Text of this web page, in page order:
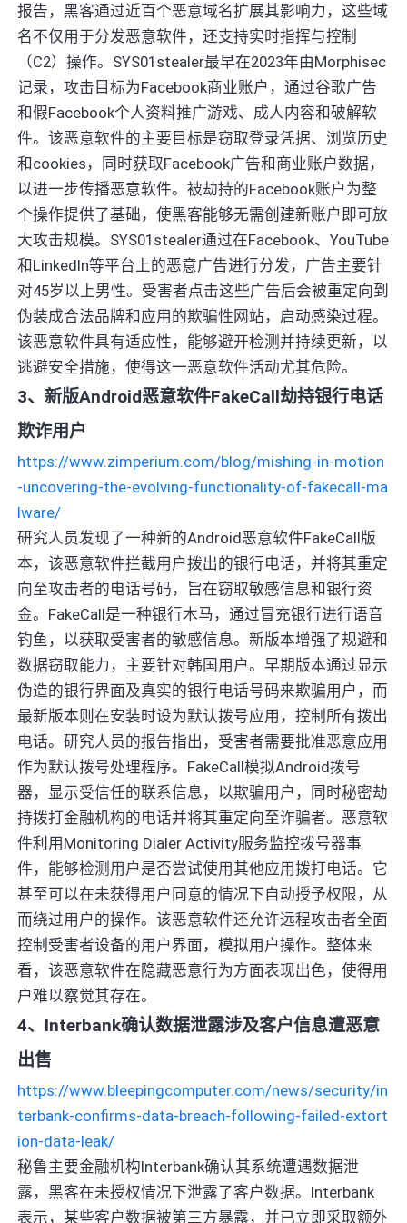
报告，黑客通过近百个恶意域名扩展其影响力，这些域
名不仅用于分发恶意软件，还支持实时指挥与控制
（C2）操作。SYS01stealer最早在2023年由Morphisec
记录，攻击目标为Facebook商业账户，通过谷歌广告
和假Facebook个人资料推广游戏、成人内容和破解软
件。该恶意软件的主要目标是窃取登录凭据、浏览历史
和cookies，同时获取Facebook广告和商业账户数据，
以进一步传播恶意软件。被劫持的Facebook账户为整
个操作提供了基础，使黑客能够无需创建新账户即可放
大攻击规模。SYS01stealer通过在Facebook、YouTube
和LinkedIn等平台上的恶意广告进行分发，广告主要针
对45岁以上男性。受害者点击这些广告后会被重定向到
伪装成合法品牌和应用的欺骗性网站，启动感染过程。
该恶意软件具有适应性，能够避开检测并持续更新，以
逃避安全措施，使得这一恶意软件活动尤其危险。
3、新版Android恶意软件FakeCall劫持银行电话
欺诈用户
https://www.zimperium.com/blog/mishing-in-motion
-uncovering-the-evolving-functionality-of-fakecall-ma
lware/
研究人员发现了一种新的Android恶意软件FakeCall版
本，该恶意软件拦截用户拨出的银行电话，并将其重定
向至攻击者的电话号码，旨在窃取敏感信息和银行资
金。FakeCall是一种银行木马，通过冒充银行进行语音
钓鱼，以获取受害者的敏感信息。新版本增强了规避和
数据窃取能力，主要针对韩国用户。早期版本通过显示
伪造的银行界面及真实的银行电话号码来欺骗用户，而
最新版本则在安装时设为默认拨号应用，控制所有拨出
电话。研究人员的报告指出，受害者需要批准恶意应用
作为默认拨号处理程序。FakeCall模拟Android拨号
器，显示受信任的联系信息，以欺骗用户，同时秘密劫
持拨打金融机构的电话并将其重定向至诈骗者。恶意软
件利用Monitoring Dialer Activity服务监控拨号器事
件，能够检测用户是否尝试使用其他应用拨打电话。它
甚至可以在未获得用户同意的情况下自动授予权限，从
而绕过用户的操作。该恶意软件还允许远程攻击者全面
控制受害者设备的用户界面，模拟用户操作。整体来
看，该恶意软件在隐藏恶意行为方面表现出色，使得用
户难以察觉其存在。
4、Interbank确认数据泄露涉及客户信息遭恶意
出售
https://www.bleepingcomputer.com/news/security/in
terbank-confirms-data-breach-following-failed-extort
ion-data-leak/
秘鲁主要金融机构Interbank确认其系统遭遇数据泄
露，黑客在未授权情况下泄露了客户数据。Interbank
表示，某些客户数据被第三方暴露，并已立即采取额外